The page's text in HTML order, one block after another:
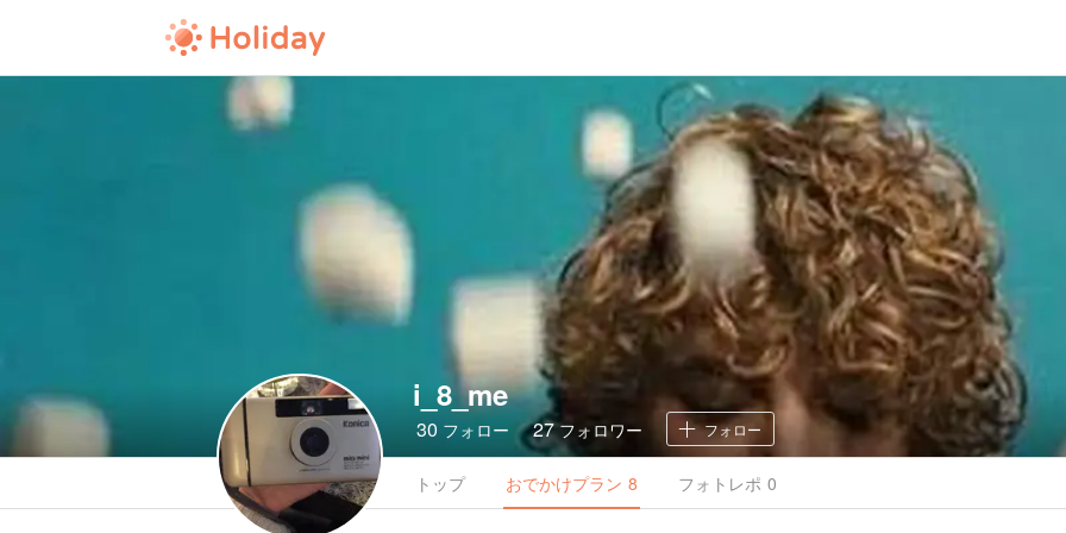
i_8_me
30 フォロー 27フォロワー フォロー
トップ おでかけプラン 8 フォトレポ 0